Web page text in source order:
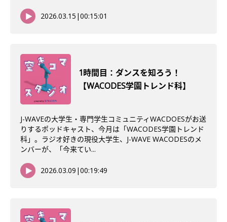
2026.03.15 |00:15:01
1時間目：ダンスを知ろう！
【WACODES学園トレンド科】
J-WAVEの大学生・専門学生コミュニティWACDOESがお送
りするポッドキャスト、今月は「WACODES学園トレンド
科」。ラジオ好きの現役大学生、J-WAVE WACODESのメ
ンバーが、「今来てい...
2026.03.09 |00:19:49